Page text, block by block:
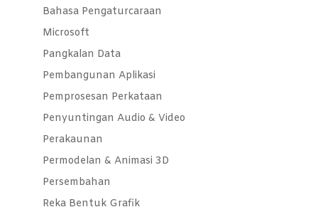
Bahasa Pengaturcaraan
Microsoft
Pangkalan Data
Pembangunan Aplikasi
Pemprosesan Perkataan
Penyuntingan Audio & Video
Perakaunan
Permodelan & Animasi 3D
Persembahan
Reka Bentuk Grafik